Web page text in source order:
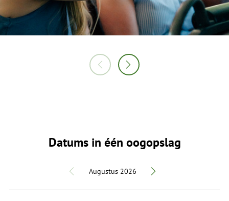
Datums in één oogopslag
Augustus 2026